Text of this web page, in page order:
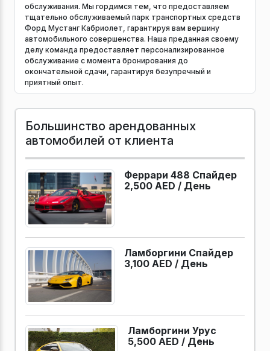
обслуживания. Мы гордимся тем, что предоставляем
тщательно обслуживаемый парк транспортных средств
Форд Мустанг Кабриолет, гарантируя вам вершину
автомобильного совершенства. Наша преданная своему
делу команда предоставляет персонализированное
обслуживание с момента бронирования до
окончательной сдачи, гарантируя безупречный и
приятный опыт.
Большинство арендованных
автомобилей от клиента
Феррари 488 Спайдер
2,500 AED / День
Ламборгини Спайдер
3,100 AED / День
Ламборгини Урус
5,500 AED / День